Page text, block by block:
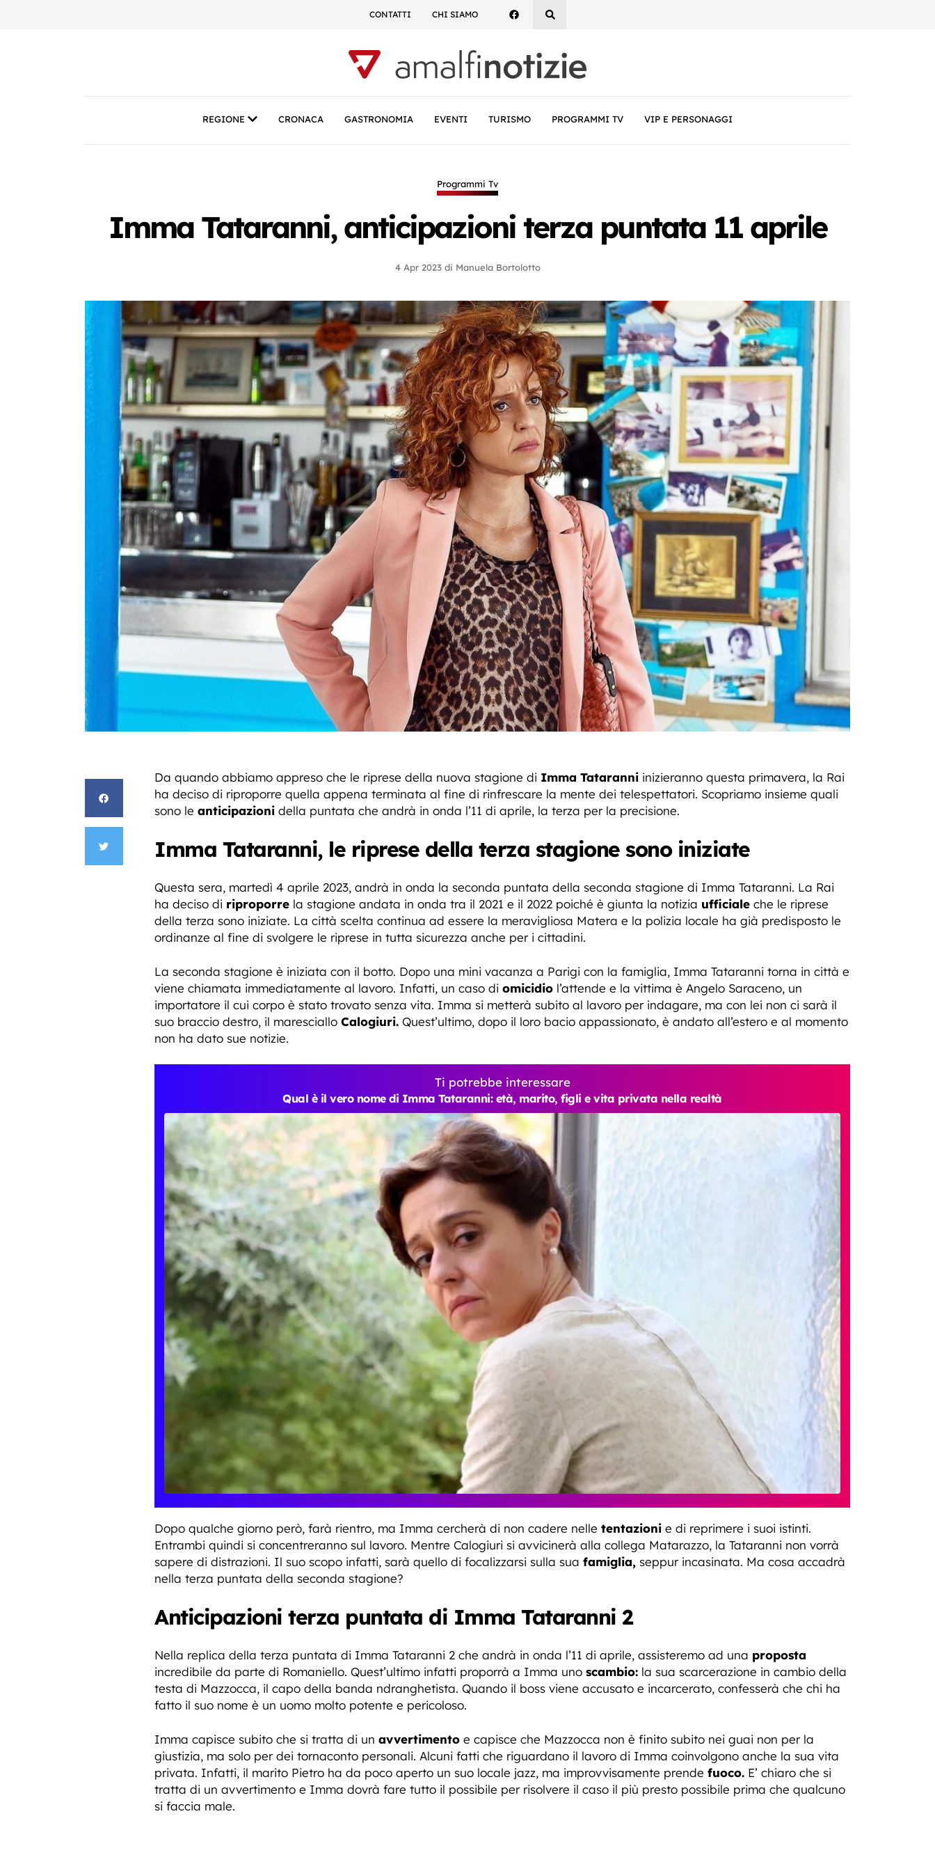
CONTATTI CHI SIAMO
REGIONE CRONACA GASTRONOMIA EVENTI TURISMO PROGRAMMI TV VIP E PERSONAGGI
Programmi Tv
Imma Tataranni, anticipazioni terza puntata 11 aprile
4 Apr 2023 di Manuela Bortolotto
Da quando abbiamo appreso che le riprese della nuova stagione di Imma Tataranni inizieranno questa primavera, la Rai
ha deciso di riproporre quella appena terminata al fine di rinfrescare la mente dei telespettatori. Scopriamo insieme quali
sono le anticipazioni della puntata che andrà in onda l’11 di aprile, la terza per la precisione.
Imma Tataranni, le riprese della terza stagione sono iniziate
Questa sera, martedì 4 aprile 2023, andrà in onda la seconda puntata della seconda stagione di Imma Tataranni. La Rai
ha deciso di riproporre la stagione andata in onda tra il 2021 e il 2022 poiché è giunta la notizia ufficiale che le riprese
della terza sono iniziate. La città scelta continua ad essere la meravigliosa Matera e la polizia locale ha già predisposto le
ordinanze al fine di svolgere le riprese in tutta sicurezza anche per i cittadini.
La seconda stagione è iniziata con il botto. Dopo una mini vacanza a Parigi con la famiglia, Imma Tataranni torna in città e
viene chiamata immediatamente al lavoro. Infatti, un caso di omicidio l’attende e la vittima è Angelo Saraceno, un
importatore il cui corpo è stato trovato senza vita. Imma si metterà subito al lavoro per indagare, ma con lei non ci sarà il
suo braccio destro, il maresciallo Calogiuri. Quest’ultimo, dopo il loro bacio appassionato, è andato all’estero e al momento
non ha dato sue notizie.
Ti potrebbe interessare
Qual è il vero nome di Imma Tataranni: età, marito, figli e vita privata nella realtà
Dopo qualche giorno però, farà rientro, ma Imma cercherà di non cadere nelle tentazioni e di reprimere i suoi istinti.
Entrambi quindi si concentreranno sul lavoro. Mentre Calogiuri si avvicinerà alla collega Matarazzo, la Tataranni non vorrà
sapere di distrazioni. Il suo scopo infatti, sarà quello di focalizzarsi sulla sua famiglia, seppur incasinata. Ma cosa accadrà
nella terza puntata della seconda stagione?
Anticipazioni terza puntata di Imma Tataranni 2
Nella replica della terza puntata di Imma Tataranni 2 che andrà in onda l’11 di aprile, assisteremo ad una proposta
incredibile da parte di Romaniello. Quest’ultimo infatti proporrà a Imma uno scambio: la sua scarcerazione in cambio della
testa di Mazzocca, il capo della banda ndranghetista. Quando il boss viene accusato e incarcerato, confesserà che chi ha
fatto il suo nome è un uomo molto potente e pericoloso.
Imma capisce subito che si tratta di un avvertimento e capisce che Mazzocca non è finito subito nei guai non per la
giustizia, ma solo per dei tornaconto personali. Alcuni fatti che riguardano il lavoro di Imma coinvolgono anche la sua vita
privata. Infatti, il marito Pietro ha da poco aperto un suo locale jazz, ma improvvisamente prende fuoco. E’ chiaro che si
tratta di un avvertimento e Imma dovrà fare tutto il possibile per risolvere il caso il più presto possibile prima che qualcuno
si faccia male.